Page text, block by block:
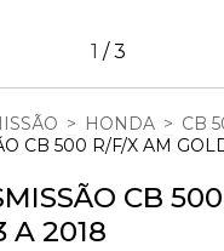
1 /3
> HONDA > CB
CB 500 R/F/X AM
CB
A 2018